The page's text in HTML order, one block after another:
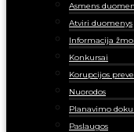
Asmens
Atviri duomenys
Informacija
Konkursai
Korupcijos
Nuorodos
Planavimo
Paslaugos